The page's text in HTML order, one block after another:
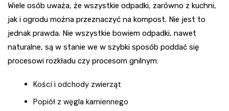
Wiele osób uważa, że wszystkie odpadki, zarówno z kuchni,
jak i ogrodu można przeznaczyć na kompost. Nie jest to
jednak prawda. Nie wszystkie bowiem odpadki, nawet
naturalne, są w stanie we w szybki sposób poddać się
procesowi rozkładu czy procesom gnilnym:
Kości i odchody zwierząt
Popiół z węgla kamiennego